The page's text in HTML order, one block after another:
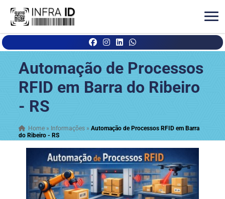
Automação de Processos
RFID em Barra do Ribeiro
- RS
Home » Informações »Automação de Processos RFID em Barra
do Ribeiro - RS